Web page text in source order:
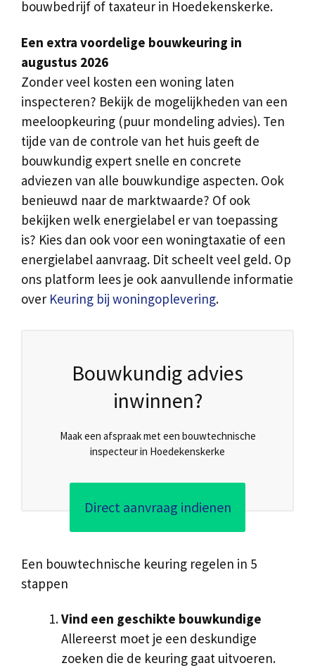
bouwbedrijf of taxateur in Hoedekenskerke.
Een extra voordelige bouwkeuring in
augustus 2026
Zonder veel kosten een woning laten
inspecteren? Bekijk de mogelijkheden van een
meeloopkeuring (puur mondeling advies). Ten
tijde van de controle van het huis geeft de
bouwkundig expert snelle en concrete
adviezen van alle bouwkundige aspecten. Ook
benieuwd naar de marktwaarde? Of ook
bekijken welk energielabel er van toepassing
is? Kies dan ook voor een woningtaxatie of een
energielabel aanvraag. Dit scheelt veel geld. Op
ons platform lees je ook aanvullende informatie
over Keuring bij woningoplevering.
Bouwkundig advies
inwinnen?
Maak een afspraak met een bouwtechnische
inspecteur in Hoedekenskerke
Direct aanvraag indienen
Een bouwtechnische keuring regelen in 5
stappen
Vind een geschikte bouwkundige
Allereerst moet je een deskundige
zoeken die de keuring gaat uitvoeren.